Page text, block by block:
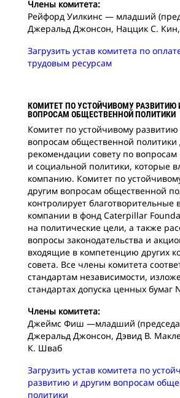
Члены комитета:
Рейфорд Уилкинс — младший
Джеральд Джонсон, Наццик С.
Загрузить устав комитета по
трудовым ресурсам
КОМИТЕТ ПО УСТОЙЧИВОМУ РАЗВИТИЮ
ВОПРОСАМ ОБЩЕСТВЕННОЙ ПОЛИТИКИ
Комитет по устойчивому
вопросам общественной политики
рекомендации совету по
и социальной политики, которые
компанию. Комитет по
другим вопросам общественной
контролирует благотворительные
компании в фонд Caterpillar
на политические цели, а также
вопросы законодательства и
входящие в компетенцию других
совета. Все члены комитета
стандартам независимости,
стандартах допуска ценных бумаг
Члены комитета:
Джеймс Фиш —младший
Джеральд Джонсон, Дэвид В.
К. Шваб
Загрузить устав комитета по
развитию и другим вопросам
политики